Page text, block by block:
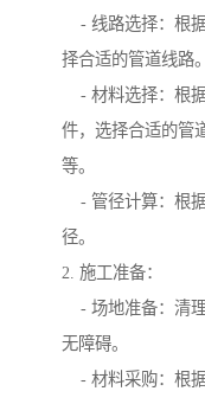
- 线路选择：根
择合适的管道线路。
- 材料选择：根
件，选择合适的管
等。
- 管径计算：根
径。
2. 施工准备：
- 场地准备：清
无障碍。
- 材料采购：根据